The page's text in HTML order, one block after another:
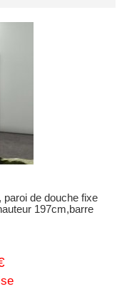
paroi de douche fixe
197cm,barre